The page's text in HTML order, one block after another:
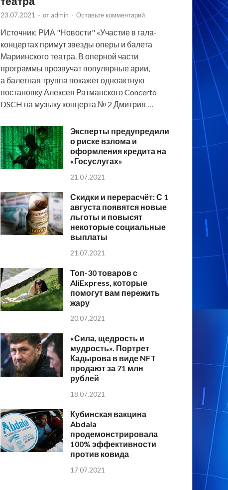
23.07.2021 - от admin - Оставьте комментарий
Источник: РИА "Новости" «Участие в гала-
концертах примут звезды оперы и балета
Мариинского театра. В оперной части
программы прозвучат популярные арии,
а балетная труппа покажет одноактную
постановку Алексея Ратманского Concerto
DSCH на музыку концерта № 2 Дмитрия …
Эксперты предупредили
о риске взлома и
оформления кредита на
«Госуслугах»
21.07.2021
Скидки и перерасчёт: С 1
августа появятся новые
льготы и повысят
некоторые социальные
выплаты
21.07.2021
Топ-30 товаров с
AliExpress, которые
помогут вам пережить
жару
20.07.2021
«Сила, щедрость и
мудрость». Портрет
Кадырова в виде NFT
продают за 71 млн
рублей
18.07.2021
Кубинская вакцина
Abdala
продемонстрировала
100% эффективности
против ковида
17.07.2021